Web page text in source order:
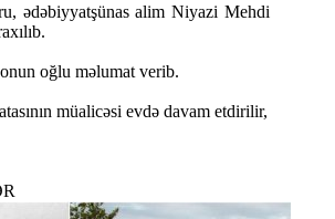
ədəbiyyatşünas alim Niyazi Mehdi
oğlu məlumat verib.
müalicəsi evdə davam etdirilir,